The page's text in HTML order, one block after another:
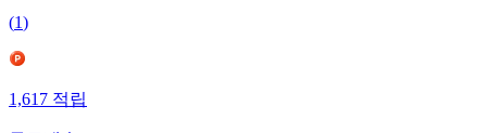
(1)
1,617적립